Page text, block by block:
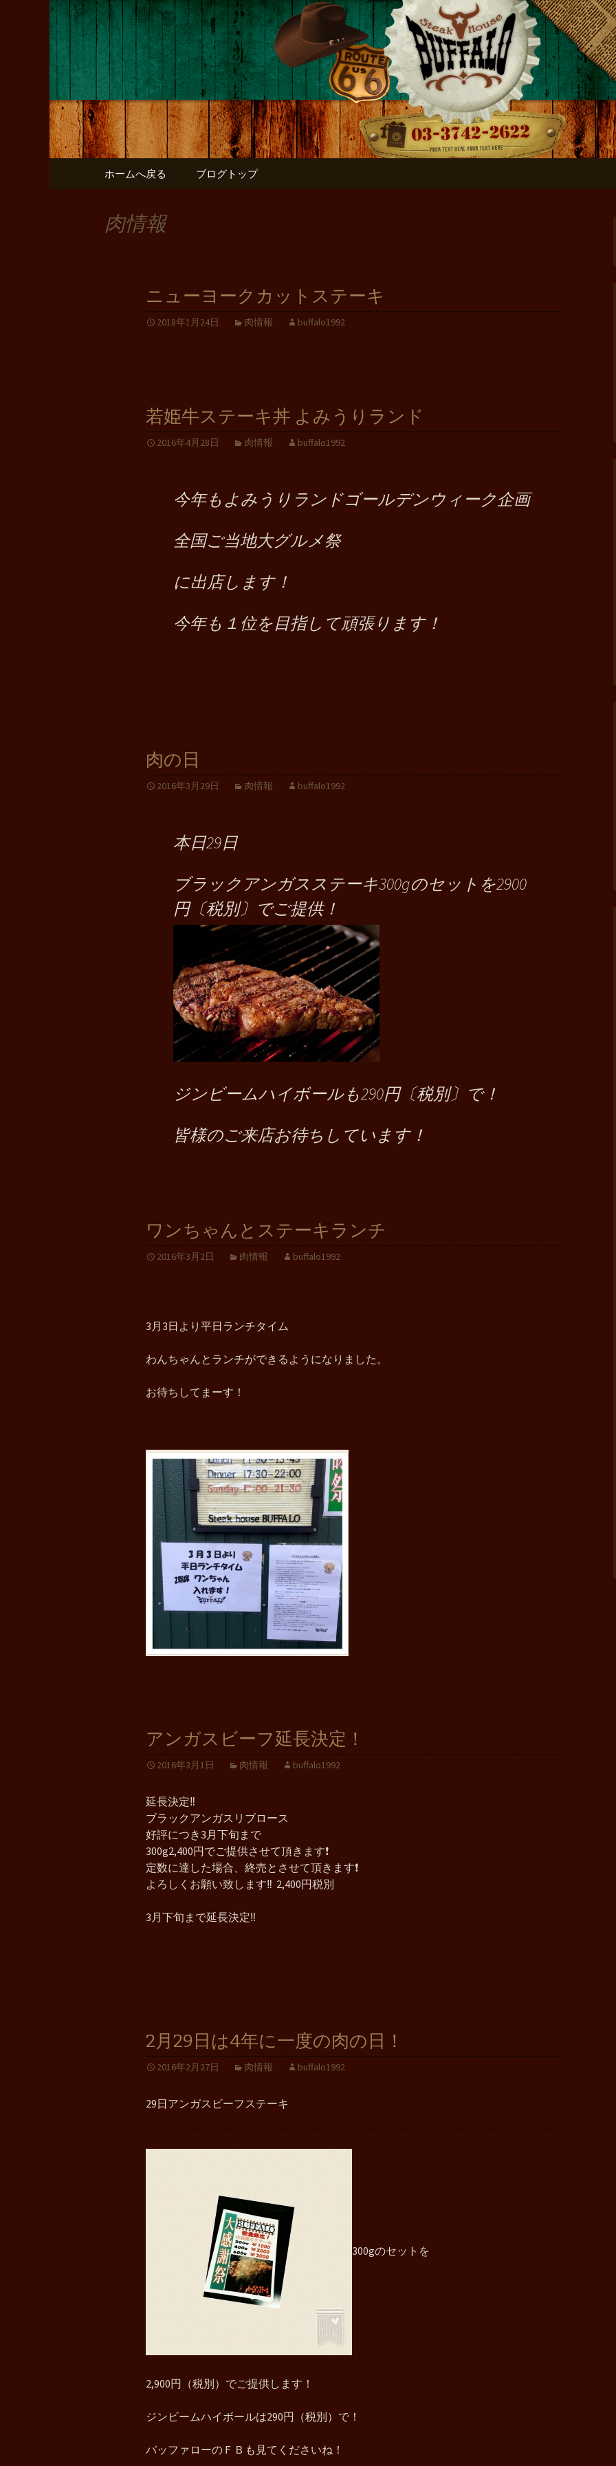
バッファローのブログ
店主のつぶやき
コンテンツへ移動
ホームへ戻る ブログトップ
肉情報
ニューヨークカットステーキ
2018年1月24日 肉情報 buffalo1992
若姫牛ステーキ丼 よみうりランド
2016年4月28日 肉情報 buffalo1992
今年もよみうりランドゴールデンウィーク企画
全国ご当地大グルメ祭
に出店します！
今年も１位を目指して頑張ります！
肉の日
2016年3月29日 肉情報 buffalo1992
本日29日
ブラックアンガスステーキ300gのセットを2900
円〔税別〕でご提供！
ジンビームハイボールも290円〔税別〕で！
皆様のご来店お待ちしています！
ワンちゃんとステーキランチ
2016年3月2日 肉情報 buffalo1992
3月3日より平日ランチタイム
わんちゃんとランチができるようになりました。
お待ちしてまーす！
アンガスビーフ延長決定！
2016年3月1日 肉情報 buffalo1992
延長決定‼️
ブラックアンガスリブロース
好評につき3月下旬まで
300g2,400円でご提供させて頂きます❗️
定数に達した場合、終売とさせて頂きます❗️
よろしくお願い致します‼️ 2,400円税別
3月下旬まで延長決定‼️
2月29日は4年に一度の肉の日！
2016年2月27日 肉情報 buffalo1992
29日アンガスビーフステーキ
300gのセットを
2,900円（税別）でご提供します！
ジンビームハイボールは290円（税別）で！
バッファローのＦＢも見てくださいね！